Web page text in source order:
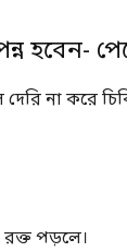
হবেন-
না করে
রক্ত পড়লে।